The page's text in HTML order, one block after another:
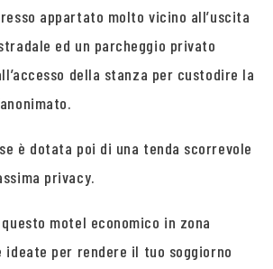
appartato molto vicino all’uscita
ed un parcheggio privato
della stanza per custodire la
è dotata poi di una tenda scorrevole
privacy.
motel economico in zona
ideate per rendere il tuo soggiorno